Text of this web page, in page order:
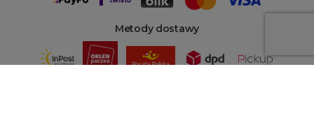
Metody dostawy